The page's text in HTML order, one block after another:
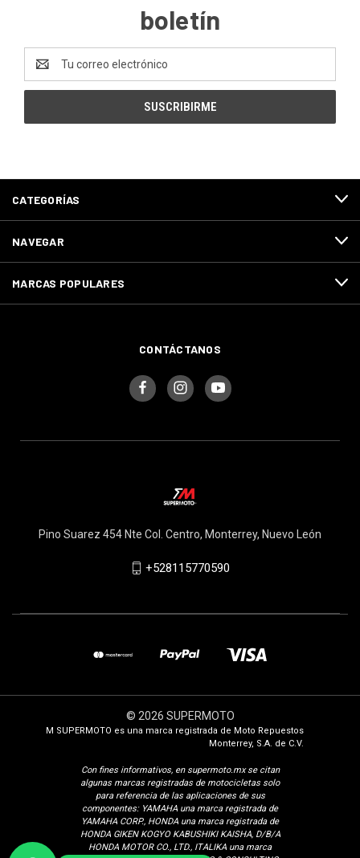
boletín
de
correo
CATEGORÍAS
NAVEGAR
MARCAS POPULARES
CONTÁCTANOS
Pino Suarez 454 Nte Col. Centro, Monterrey, Nuevo León
+528115770590
© 2026 SUPERMOTO
M SUPERMOTO es una marca registrada de Moto Repuestos
Monterrey, S.A. de C.V.
Con fines informativos, en supermoto.mx se citan
algunas marcas registradas de motocicletas solo
para referencia de las aplicaciones de sus
componentes: YAMAHA una marca registrada de
YAMAHA CORP., HONDA una marca registrada de
HONDA GIKEN KOGYO KABUSHIKI KAISHA, D/B/A
HONDA MOTOR CO., LTD., ITALIKA una marca